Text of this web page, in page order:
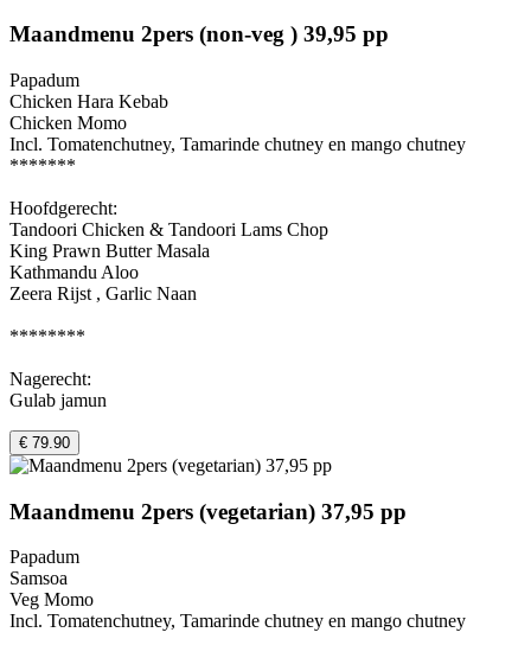
Maandmenu 2pers (non-veg ) 39,95 pp
Papadum
Chicken Hara Kebab
Chicken Momo
Incl. Tomatenchutney, Tamarinde chutney en mango chutney
*******
Hoofdgerecht:
Tandoori Chicken & Tandoori Lams Chop
King Prawn Butter Masala
Kathmandu Aloo
Zeera Rijst , Garlic Naan
********
Nagerecht:
Gulab jamun
€ 79.90
Maandmenu 2pers (vegetarian) 37,95 pp
Papadum
Samsoa
Veg Momo
Incl. Tomatenchutney, Tamarinde chutney en mango chutney